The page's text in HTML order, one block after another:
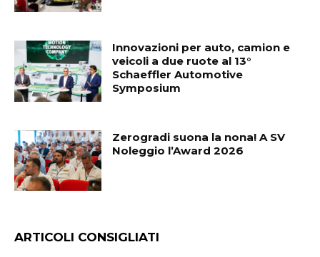
Innovazioni per auto, camion e
veicoli a due ruote al 13°
Schaeffler Automotive
Symposium
Zerogradi suona la nona! A SV
Noleggio l’Award 2026
ARTICOLI CONSIGLIATI